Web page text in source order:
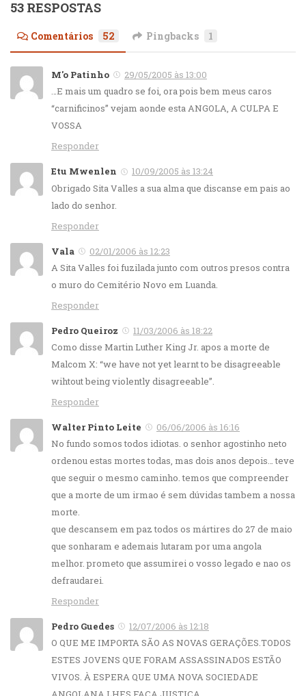
53 RESPOSTAS
Comentários 52 Pingbacks 1
M'o Patinho
29/05/2005 às 13:00
…E mais um quadro se foi, ora pois bem meus caros
“carnificinos” vejam aonde esta ANGOLA, A CULPA E
VOSSA
Responder
Etu Mwenlen
10/09/2005 às 13:24
Obrigado Sita Valles a sua alma que discanse em pais ao
lado do senhor.
Responder
Vala
02/01/2006 às 12:23
A Sita Valles foi fuzilada junto com outros presos contra
o muro do Cemitério Novo em Luanda.
Responder
Pedro Queiroz
11/03/2006 às 18:22
Como disse Martin Luther King Jr. apos a morte de
Malcom X: “we have not yet learnt to be disagreeable
wihtout being violently disagreeable”.
Responder
Walter Pinto Leite
06/06/2006 às 16:16
No fundo somos todos idiotas. o senhor agostinho neto
ordenou estas mortes todas, mas dois anos depois… teve
que seguir o mesmo caminho. temos que compreender
que a morte de um irmao é sem dúvidas tambem a nossa
morte.
que descansem em paz todos os mártires do 27 de maio
que sonharam e ademais lutaram por uma angola
melhor. prometo que assumirei o vosso legado e nao os
defraudarei.
Responder
Pedro Guedes
12/07/2006 às 12:18
O QUE ME IMPORTA SÃO AS NOVAS GERAÇÕES.TODOS
ESTES JOVENS QUE FORAM ASSASSINADOS ESTÃO
VIVOS. À ESPERA QUE UMA NOVA SOCIEDADE